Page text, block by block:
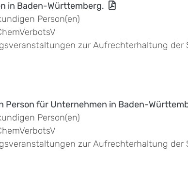
in Baden-Württemberg.
Person(en)
zur Aufrechterhaltung der
Person für Unternehmen in Baden-
Person(en)
zur Aufrechterhaltung der